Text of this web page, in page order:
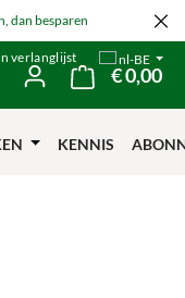
dan besparen
verlanglijst nl-BE
hebt 0 items op je
€ 0,00
KENNIS